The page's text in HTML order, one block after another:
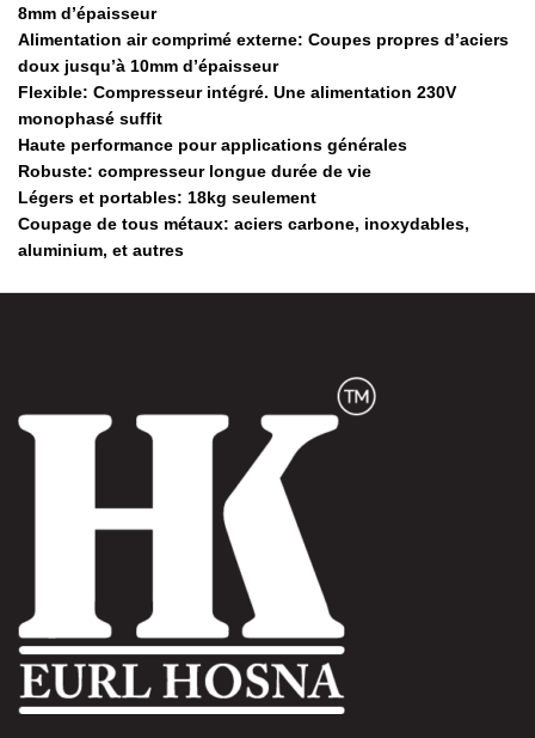
8mm d’épaisseur
Alimentation air comprimé externe: Coupes propres d’aciers
doux jusqu’à 10mm d’épaisseur
Flexible: Compresseur intégré. Une alimentation 230V
monophasé suffit
Haute performance pour applications générales
Robuste: compresseur longue durée de vie
Légers et portables: 18kg seulement
Coupage de tous métaux: aciers carbone, inoxydables,
aluminium, et autres